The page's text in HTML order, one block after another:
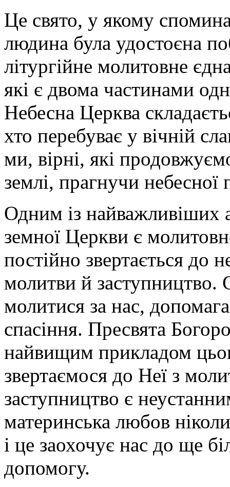
Це свято, у якому
людина була удостоєна
літургійне молитовне
які є двома частинами
Небесна Церква
хто перебуває у вічній
ми, вірні, які
землі, прагнучи небесної
Одним із найважливіших
земної Церкви є
постійно звертається до
молитви й заступництво.
молитися за нас,
спасіння. Пресвята
найвищим прикладом
звертаємося до Неї з
заступництво є
материнська любов
і це заохочує нас до ще
допомогу.